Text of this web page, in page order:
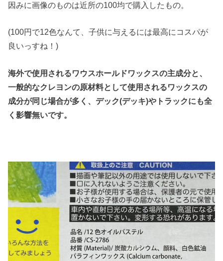
因みに画像のものは近所の100均で購入したもの。
(100円で12色なんて、子供に与えるには最高にコスパが
良いっすね！)
海外で使用されるワウスホールドワックスの主成分と、
一般的なクレヨンの原材料として使用されるワックスの
成分が同じ場合が多く、デック(デッキ)やトラックにも全
く影響無いです。